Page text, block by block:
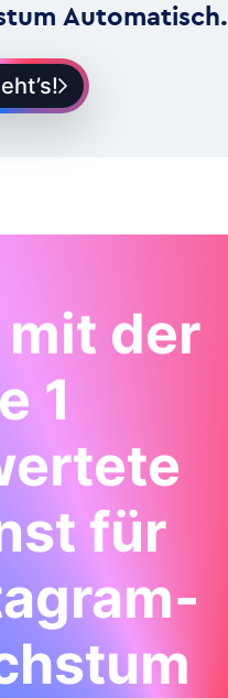
Automatisch.
mit der
1
für